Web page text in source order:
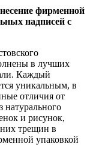
фирменной
надписей с
в лучших
Каждый
уникальным, в
отличия от
натурального
и рисунок,
трещин в
упаковкой